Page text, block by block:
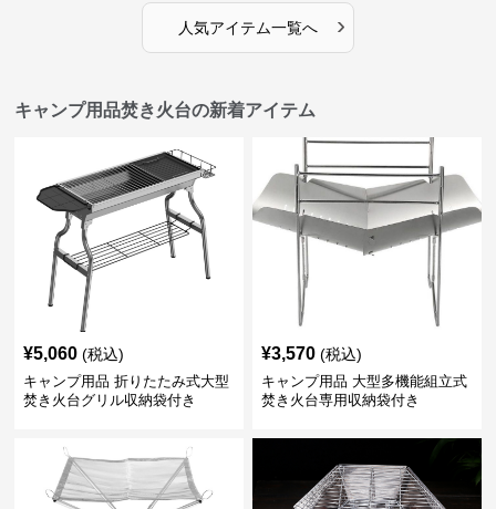
人気アイテム一覧へ ›
キャンプ用品焚き火台の新着アイテム
¥5,060 (税込)
キャンプ用品 折りたたみ式大型
焚き火台グリル収納袋付き
¥3,570 (税込)
キャンプ用品 大型多機能組立式
焚き火台専用収納袋付き